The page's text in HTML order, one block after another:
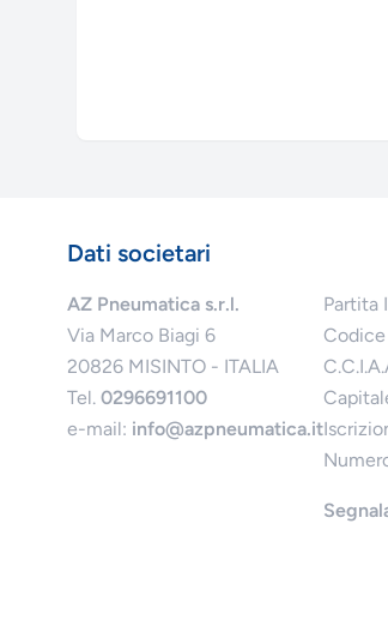
Dati societari
AZ Pneumatica s.r.l.
Via Marco Biagi 6
20826 MISINTO - ITALIA
Tel. 0296691100
e-mail: info@azpneumatica.it
Partita